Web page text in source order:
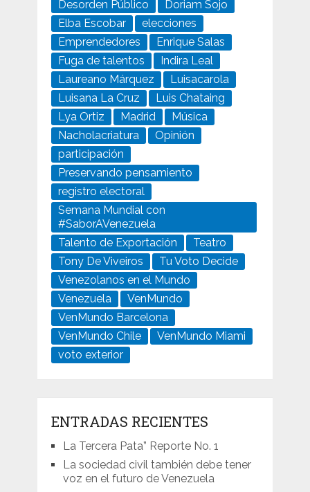
Desorden Público
Doriam Sojo
Elba Escobar
elecciones
Emprendedores
Enrique Salas
Fuga de talentos
Indira Leal
Laureano Márquez
Luisacarola
Luisana La Cruz
Luis Chataing
Lya Ortiz
Madrid
Música
Nacholacriatura
Opinión
participación
Preservando pensamiento
registro electoral
Semana Mundial con
#SaborAVenezuela
Talento de Exportación
Teatro
Tony De Viveiros
Tu Voto Decide
Venezolanos en el Mundo
Venezuela
VenMundo
VenMundo Barcelona
VenMundo Chile
VenMundo Miami
voto exterior
ENTRADAS RECIENTES
La Tercera Pata” Reporte No. 1
La sociedad civil también debe tener
voz en el futuro de Venezuela